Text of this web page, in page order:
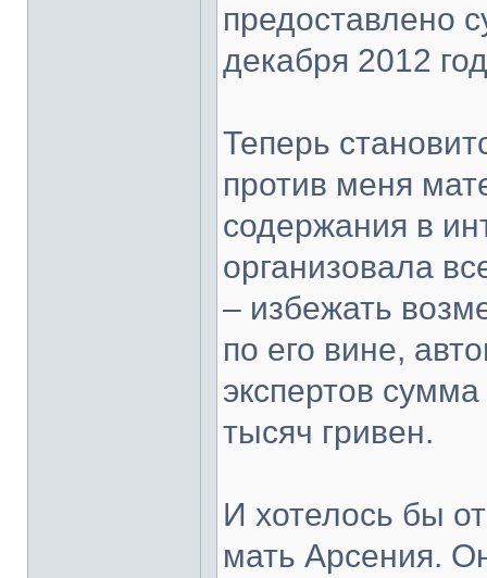
предоставлено
декабря 2012
Теперь
против меня
содержания в
организовала
– избежать
по его вине,
экспертов
тысяч гривен.
И хотелось бы
мать Арсения.